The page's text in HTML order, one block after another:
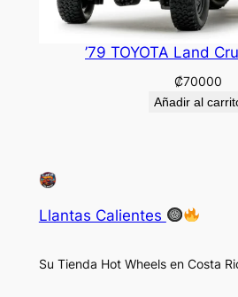
’79 TOYOTA Land
₡70000
Añadir al
Llantas Calientes
Su Tienda Hot Wheels en Costa